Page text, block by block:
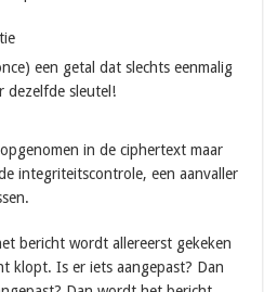
een getal dat slechts eenmalig
dezelfde sleutel!
in de ciphertext maar
integriteitscontrole, een aanvaller
bericht wordt allereerst gekeken
klopt. Is er iets aangepast? Dan